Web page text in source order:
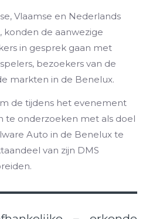
Vlaamse en Nederlands
konden de aanwezige
in gesprek gaan met
bezoekers van de
markten in de Benelux.
de tijdens het evenement
te onderzoeken met als doel
Auto in de Benelux te
van zijn DMS